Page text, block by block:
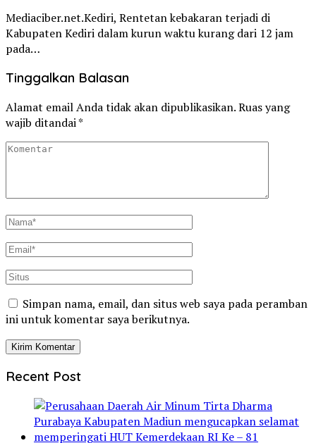
Mediaciber.net.Kediri, Rentetan kebakaran terjadi di
Kabupaten Kediri dalam kurun waktu kurang dari 12 jam
pada…
Tinggalkan Balasan
Alamat email Anda tidak akan dipublikasikan.Ruas yang
wajib ditandai*
Simpan nama, email, dan situs web saya pada peramban
ini untuk komentar saya berikutnya.
Recent Post